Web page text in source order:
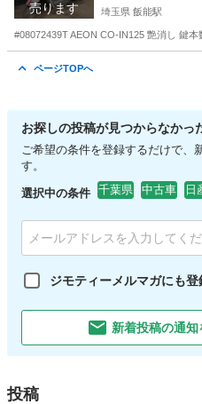
売ります 埼玉県 飯能駅
#08072439T AEON CO-IN125 艶消し 鍵
ページTOPへ
お探しの投稿が見つからなかっ
ご希望の条件を登録するだけで、
す。
選択中の条件 千葉県 中古車 日
ジモティーメルマガにも登
新着投稿の通
投稿